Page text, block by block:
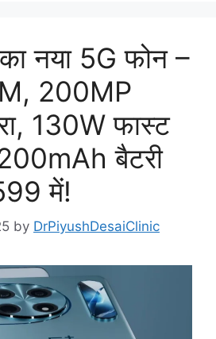
नया 5G फोन –
200MP
130W फास्ट
बैटरी
में!
by DrPiyushDesaiClinic